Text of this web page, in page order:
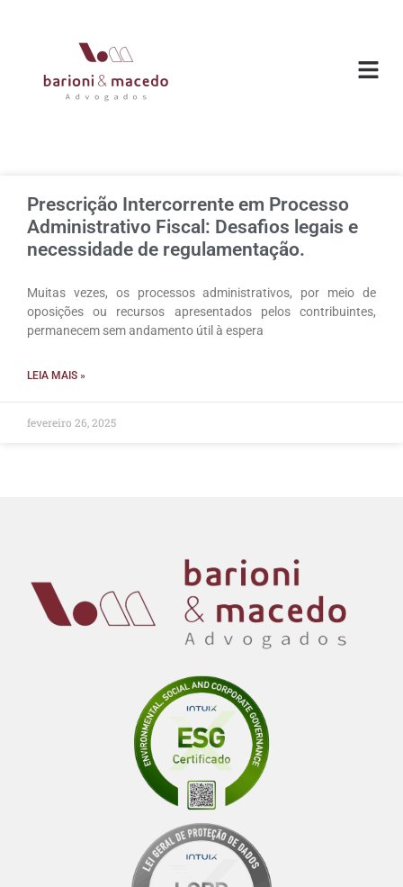
Prescrição Intercorrente em Processo
Administrativo Fiscal: Desafios legais e
necessidade de regulamentação.
Muitas vezes, os processos administrativos, por meio de
oposições ou recursos apresentados pelos contribuintes,
permanecem sem andamento útil à espera
LEIA MAIS »
fevereiro 26, 2025